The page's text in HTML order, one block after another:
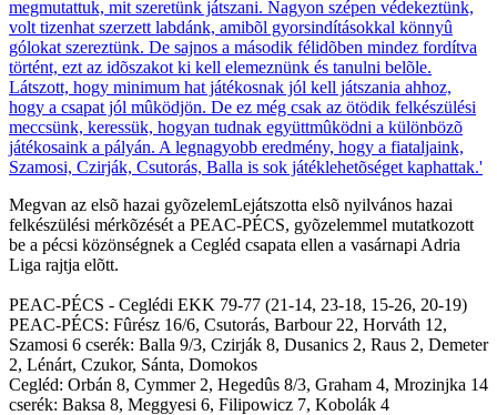
Megvan az elsõ hazai gyõzelemLejátszotta elsõ nyilvános hazai
felkészülési mérkõzését a PEAC-PÉCS, gyõzelemmel mutatkozott
be a pécsi közönségnek a Cegléd csapata ellen a vasárnapi Adria
Liga rajtja elõtt.
PEAC-PÉCS - Ceglédi EKK 79-77 (21-14, 23-18, 15-26, 20-19)
PEAC-PÉCS: Fûrész 16/6, Csutorás, Barbour 22, Horváth 12,
Szamosi 6 cserék: Balla 9/3, Czirják 8, Dusanics 2, Raus 2, Demeter
2, Lénárt, Czukor, Sánta, Domokos
Cegléd: Orbán 8, Cymmer 2, Hegedûs 8/3, Graham 4, Mrozinjka 14
cserék: Baksa 8, Meggyesi 6, Filipowicz 7, Kobolák 4